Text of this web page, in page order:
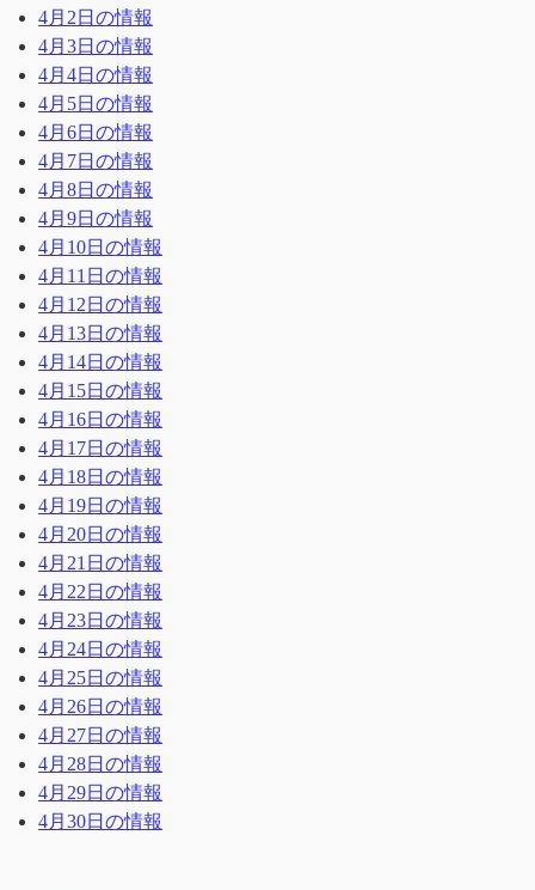
4月2日の情報
4月3日の情報
4月4日の情報
4月5日の情報
4月6日の情報
4月7日の情報
4月8日の情報
4月9日の情報
4月10日の情報
4月11日の情報
4月12日の情報
4月13日の情報
4月14日の情報
4月15日の情報
4月16日の情報
4月17日の情報
4月18日の情報
4月19日の情報
4月20日の情報
4月21日の情報
4月22日の情報
4月23日の情報
4月24日の情報
4月25日の情報
4月26日の情報
4月27日の情報
4月28日の情報
4月29日の情報
4月30日の情報